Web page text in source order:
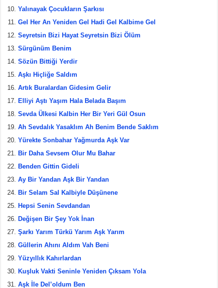
Yalınayak Çocukların Şarkısı
Gel Her An Yeniden Gel Hadi Gel Kalbime Gel
Seyretsin Bizi Hayat Seyretsin Bizi Ölüm
Sürgünüm Benim
Sözün Bittiği Yerdir
Aşkı Hiçliğe Saldım
Artık Buralardan Gidesim Gelir
Elliyi Aştı Yaşım Hala Belada Başım
Sevda Ülkesi Kalbin Her Bir Yeri Gül Osun
Ah Sevdalık Yasaklım Ah Benim Bende Saklım
Yürekte Sonbahar Yağmurda Aşk Var
Bir Daha Sevsem Olur Mu Bahar
Benden Gittin Gideli
Ay Bir Yandan Aşk Bir Yandan
Bir Selam Sal Kalbiyle Düşünene
Hepsi Senin Sevdandan
Değişen Bir Şey Yok İnan
Şarkı Yarım Türkü Yarım Aşk Yarım
Güllerin Ahını Aldım Vah Beni
Yüzyıllık Kahırlardan
Kuşluk Vakti Seninle Yeniden Çıksam Yola
Aşk İle Del’oldum Ben